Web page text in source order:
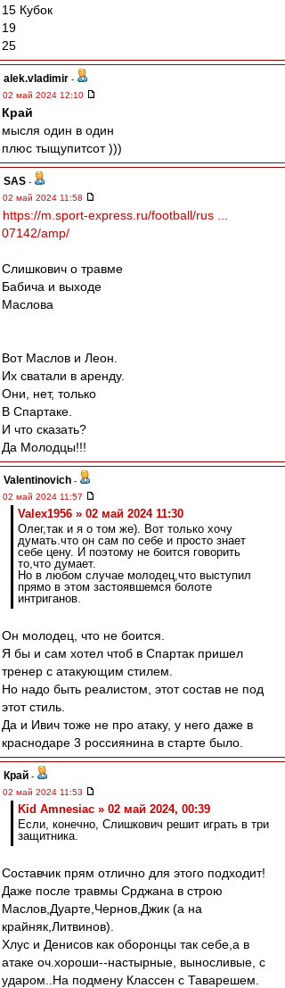
15 Кубок
19
25
alek.vladimir -
02 май 2024 12:10
Край
мысля один в один
плюс тыщупитсот )))
SAS -
02 май 2024 11:58
https://m.sport-express.ru/football/rus ...
07142/amp/
Слишкович о травме
Бабича и выходе
Маслова
Вот Маслов и Леон.
Их сватали в аренду.
Они, нет, только
В Спартаке.
И что сказать?
Да Молодцы!!!
Valentinovich -
02 май 2024 11:57
Valex1956 » 02 май 2024 11:30
Олег,так и я о том же). Вот только хочу
думать.что он сам по себе и просто знает
себе цену. И поэтому не боится говорить
то,что думает.
Но в любом случае молодец,что выступил
прямо в этом застоявшемся болоте
интриганов.
Он молодец, что не боится.
Я бы и сам хотел чтоб в Спартак пришел
тренер с атакующим стилем.
Но надо быть реалистом, этот состав не под
этот стиль.
Да и Ивич тоже не про атаку, у него даже в
краснодаре 3 россиянина в старте было.
Край -
02 май 2024 11:53
Kid Amnesiac » 02 май 2024, 00:39
Если, конечно, Слишкович решит играть в три
защитника.
Составчик прям отлично для этого подходит!
Даже после травмы Срджана в строю
Маслов,Дуарте,Чернов,Джик (а на
крайняк,Литвинов).
Хлус и Денисов как оборонцы так себе,а в
атаке оч.хороши--настырные, выносливые, с
ударом..На подмену Классен с Таварешем.